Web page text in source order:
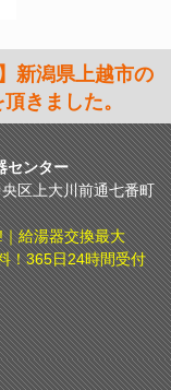
新潟県上越市の
きました。
センター
区上大川前通七番町
給湯器交換最大
！365日24時間受付